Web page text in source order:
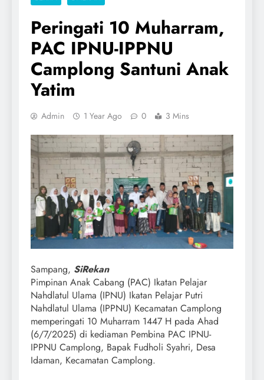
Peringati 10 Muharram,
PAC IPNU-IPPNU
Camplong Santuni Anak
Yatim
Admin 1 Year Ago 0 3 Mins
Sampang, SiRekan
Pimpinan Anak Cabang (PAC) Ikatan Pelajar
Nahdlatul Ulama (IPNU) Ikatan Pelajar Putri
Nahdlatul Ulama (IPPNU) Kecamatan Camplong
memperingati 10 Muharram 1447 H pada Ahad
(6/7/2025) di kediaman Pembina PAC IPNU-
IPPNU Camplong, Bapak Fudholi Syahri, Desa
Idaman, Kecamatan Camplong.